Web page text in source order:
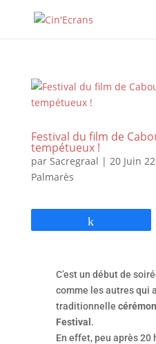
Festival du film de
tempétueux !
par Sacregraal | 20 Juin 22
Palmarès
C’est un début de
comme les autres qui
traditionnelle
Festival .
En effet, peu après 20